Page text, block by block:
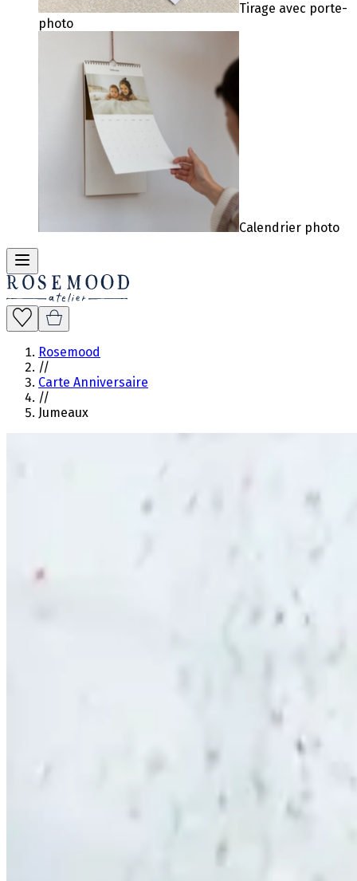
Tirage avec porte-
photo
Calendrier photo
Rosemood
//
Carte Anniversaire
//
Jumeaux